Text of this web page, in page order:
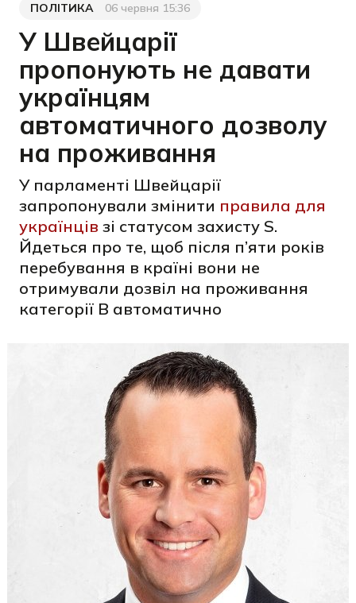
Категорія
ПОЛІТИКА
Дата публікації06 червня 15:36
У Швейцарії
пропонують не давати
українцям
автоматичного дозволу
на проживання
У парламенті Швейцарії
запропонували змінити правила для
українців зі статусом захисту S.
Йдеться про те, щоб після п’яти років
перебування в країні вони не
отримували дозвіл на проживання
категорії B автоматично